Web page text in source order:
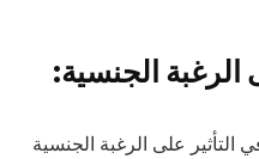
الرغبة الجنسية
التأثير على الرغبة الجنسية